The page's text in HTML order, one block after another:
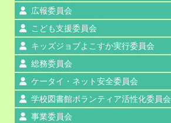
広報委員会
こども支援委員会
キッズジョブよこすか実行委員会
総務委員会
ケータイ・ネット安全委員会
学校図書館ボランティア活性化委員会
事業委員会